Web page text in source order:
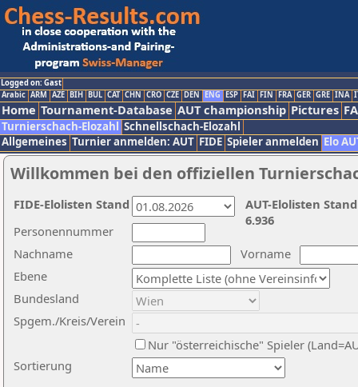
Logged on: Gast
Arabic ARM AZE BIH BUL CAT CHN CRO CZE DEN ENG ESP FAI FIN FRA GER GRE INA
Home Tournament-Database AUT championship Pictures
Turnierschach-Elozahl Schnellschach-Elozahl
Allgemeines Turnier anmelden: AUT FIDE Spieler anmelden Elo
Willkommen bei den offiziellen
Nachname
Vorname
Ebene
Sortierung
Personennummer
Bundesland
Spgem./Kreis/Verein
Nur "österreichische" Spieler
AUT-Elolisten
6.936
FIDE-Elolisten Stand